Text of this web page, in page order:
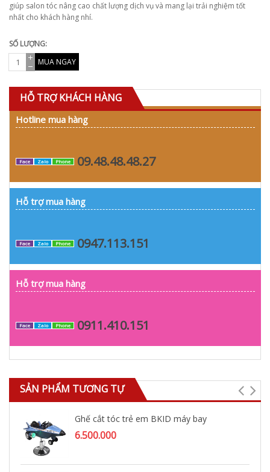
giúp salon tóc nâng cao chất lượng dịch vụ và mang lại trải nghiệm tốt
nhất cho khách hàng nhí.
SỐ LƯỢNG:
MUA NGAY
HỖ TRỢ KHÁCH HÀNG
Hotline mua hàng
Face Zalo Phone 09.48.48.48.27
Hỗ trợ mua hàng
Face Zalo Phone 0947.113.151
Hỗ trợ mua hàng
Face Zalo Phone 0911.410.151
SẢN PHẨM TƯƠNG TỰ
Ghế cắt tóc trẻ em BKID máy bay
6.500.000